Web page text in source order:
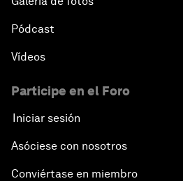
Pódcast
Vídeos
Participe en el Foro
Iniciar sesión
Asóciese con nosotros
Conviértase en miembro